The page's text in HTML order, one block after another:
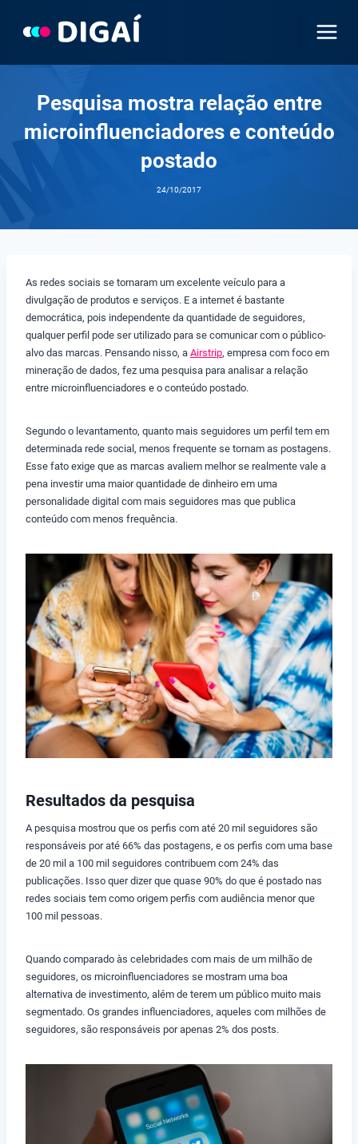
Pesquisa mostra relação entre
microinfluenciadores e conteúdo
postado
24/10/2017
As redes sociais se tornaram um excelente veículo para a
divulgação de produtos e serviços. E a internet é bastante
democrática, pois independente da quantidade de seguidores,
qualquer perfil pode ser utilizado para se comunicar com o público-
alvo das marcas. Pensando nisso, a Airstrip, empresa com foco em
mineração de dados, fez uma pesquisa para analisar a relação
entre microinfluenciadores e o conteúdo postado.
Segundo o levantamento, quanto mais seguidores um perfil tem em
determinada rede social, menos frequente se tornam as postagens.
Esse fato exige que as marcas avaliem melhor se realmente vale a
pena investir uma maior quantidade de dinheiro em uma
personalidade digital com mais seguidores mas que publica
conteúdo com menos frequência.
Resultados da pesquisa
A pesquisa mostrou que os perfis com até 20 mil seguidores são
responsáveis por até 66% das postagens, e os perfis com uma base
de 20 mil a 100 mil seguidores contribuem com 24% das
publicações. Isso quer dizer que quase 90% do que é postado nas
redes sociais tem como origem perfis com audiência menor que
100 mil pessoas.
Quando comparado às celebridades com mais de um milhão de
seguidores, os microinfluenciadores se mostram uma boa
alternativa de investimento, além de terem um público muito mais
segmentado. Os grandes influenciadores, aqueles com milhões de
seguidores, são responsáveis por apenas 2% dos posts.